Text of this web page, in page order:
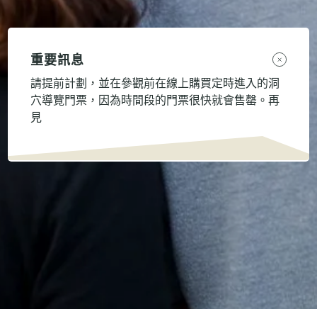
重要訊息
請提前計劃，並在參觀前在線上購買定時進入的洞
穴導覽門票，因為時間段的門票很快就會售罄。再
見